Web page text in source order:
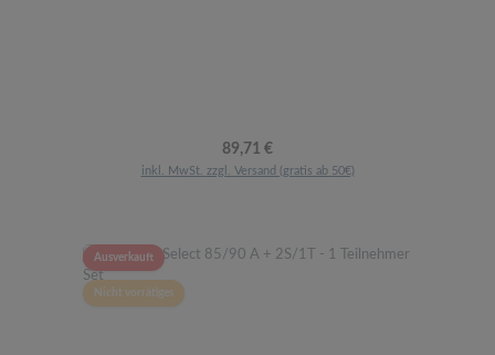
Regulärer Preis:
89,71 €
inkl. MwSt. zzgl. Versand (gratis ab 50€)
Ausverkauft
Nicht vorrätiges